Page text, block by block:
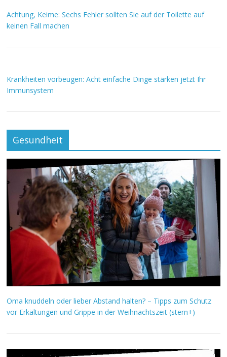
Achtung, Keime: Sechs Fehler sollten Sie auf der Toilette auf
keinen Fall machen
Krankheiten vorbeugen: Acht einfache Dinge stärken jetzt Ihr
Immunsystem
Gesundheit
Oma knuddeln oder lieber Abstand halten? – Tipps zum Schutz
vor Erkältungen und Grippe in der Weihnachtszeit (stern+)